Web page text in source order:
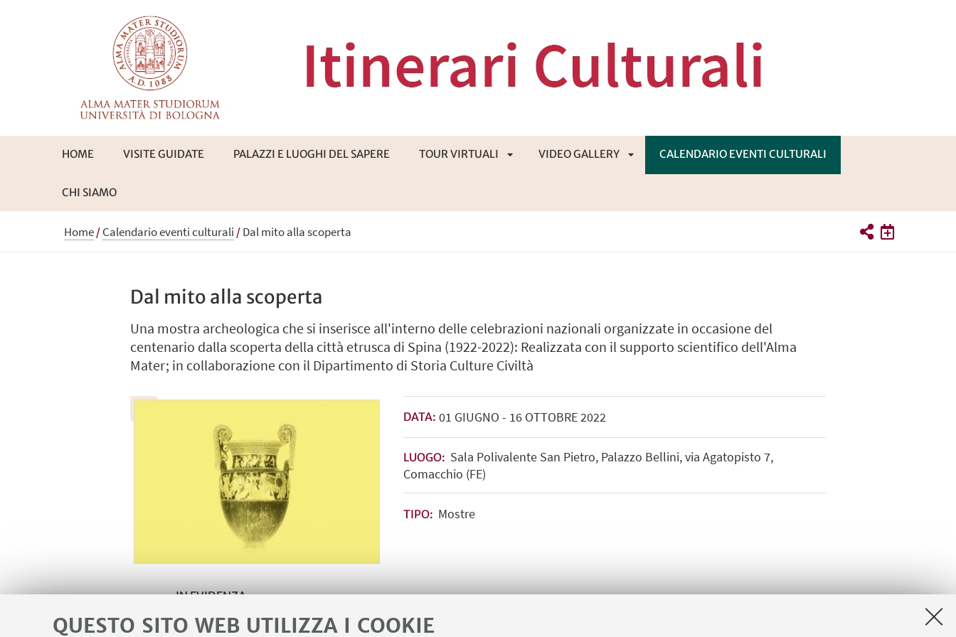
QUESTO SITO WEB UTILIZZA I COOKIE
HOME VISITE GUIDATE PALAZZI E LUOGHI DEL SAPERE TOUR VIRTUALI VIDEO GALLERY CALENDARIO EVENTI CULTURALI
CHI SIAMO
Home/Calendario eventi culturali /Dal mito alla scoperta
Dal mito alla scoperta
Una mostra archeologica che si inserisce all'interno delle celebrazioni nazionali organizzate in occasione del
centenario dalla scoperta della città etrusca di Spina (1922-2022): Realizzata con il supporto scientifico dell'Alma
Mater; in collaborazione con il Dipartimento di Storia Culture Civiltà
DATA: 01 GIUGNO - 16 OTTOBRE2022
LUOGO: Sala Polivalente San Pietro, Palazzo Bellini, via Agatopisto 7,
Comacchio (FE)
TIPO: Mostre
IN EVIDENZA
Maggiori informazioni